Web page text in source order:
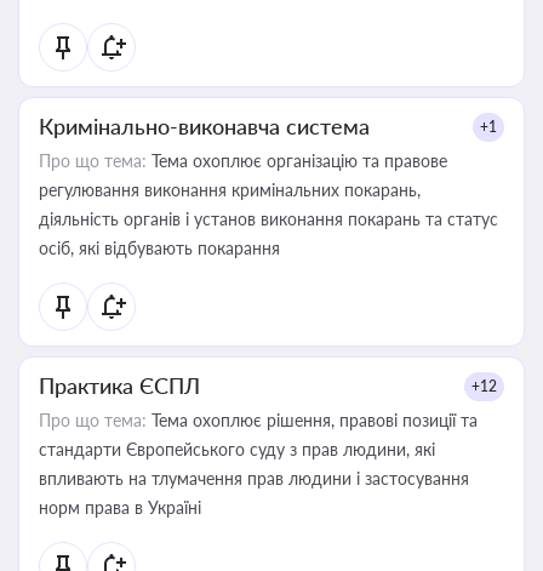
Кримінально-виконавча система +1
Про що тема: Тема охоплює організацію та правове
регулювання виконання кримінальних покарань,
діяльність органів і установ виконання покарань та статус
осіб, які відбувають покарання
Практика ЄСПЛ +12
Про що тема: Тема охоплює рішення, правові позиції та
стандарти Європейського суду з прав людини, які
впливають на тлумачення прав людини і застосування
норм права в Україні